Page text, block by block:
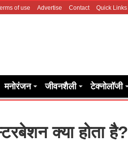
of use Advertise Contact Quick Links
मनोरंजन जीवनशैली टेक्नोलॉजी
क्या होता है?